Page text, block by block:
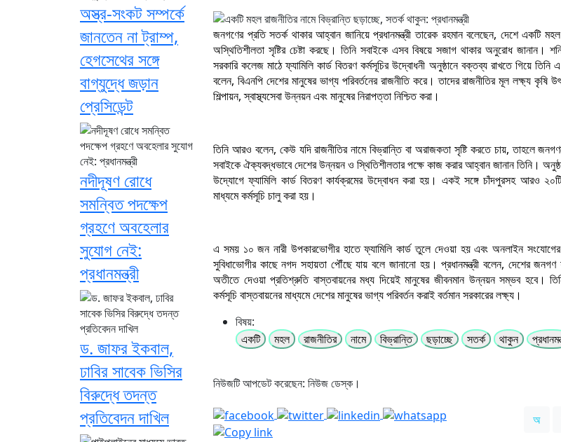
জনগণের প্রতি সতর্ক থাকার আহ্বান জানিয়ে প্রধানমন্ত্রী তারেক রহমান বলেছেন, দেশে একটি মহল
অস্থিতিশীলতা সৃষ্টির চেষ্টা করছে। তিনি সবাইকে এসব বিষয়ে সজাগ থাকার অনুরোধ জানান।
সরকারি কলেজ মাঠে ফ্যামিলি কার্ড বিতরণ কর্মসূচির উদ্বোধনী অনুষ্ঠানে বক্তব্য রাখতে গিয়ে তিনি
বলেন, বিএনপি দেশের মানুষের ভাগ্য পরিবর্তনের রাজনীতি করে। তাদের রাজনীতির মূল লক্ষ্য কৃষি
শিল্পায়ন, স্বাস্থ্যসেবা উন্নয়ন এবং মানুষের নিরাপত্তা নিশ্চিত করা।
তিনি আরও বলেন, কেউ যদি রাজনীতির নামে বিভ্রান্তি বা অরাজকতা সৃষ্টি করতে চায়, তাহলে
সবাইকে ঐক্যবদ্ধভাবে দেশের উন্নয়ন ও স্থিতিশীলতার পক্ষে কাজ করার আহ্বান জানান তিনি।
উদ্যোগে ফ্যামিলি কার্ড বিতরণ কার্যক্রমের উদ্বোধন করা হয়। একই সঙ্গে চাঁদপুরসহ আরও
মাধ্যমে কর্মসূচি চালু করা হয়।
এ সময় ১০ জন নারী উপকারভোগীর হাতে ফ্যামিলি কার্ড তুলে দেওয়া হয় এবং অনলাইন
সুবিধাভোগীর কাছে নগদ সহায়তা পৌঁছে যায় বলে জানানো হয়। প্রধানমন্ত্রী বলেন, দেশের জনগণ
অতীতে দেওয়া প্রতিশ্রুতি বাস্তবায়নের মধ্য দিয়েই মানুষের জীবনমান উন্নয়ন সম্ভব হবে।
কর্মসূচি বাস্তবায়নের মাধ্যমে দেশের মানুষের ভাগ্য পরিবর্তন করাই বর্তমান সরকারের লক্ষ্য।
বিষয়:
একটি
মহল রাজনীতির নামে বিভ্রান্তি ছড়াচ্ছে সতর্ক থাকুন
নিউজটি আপডেট করেছেন: নিউজ ডেস্ক।
অ
অস্ত্র-সংকট সম্পর্কে
জানতেন না ট্রাম্প,
হেগসেথের সঙ্গে
বাগ্‌যুদ্ধে জড়ান
প্রেসিডেন্ট
নদীদূষণ রোধে
সমন্বিত পদক্ষেপ
গ্রহণে অবহেলার
সুযোগ নেই:
প্রধানমন্ত্রী
ড. জাফর ইকবাল,
ঢাবির সাবেক ভিসির
বিরুদ্ধে তদন্ত
প্রতিবেদন দাখিল